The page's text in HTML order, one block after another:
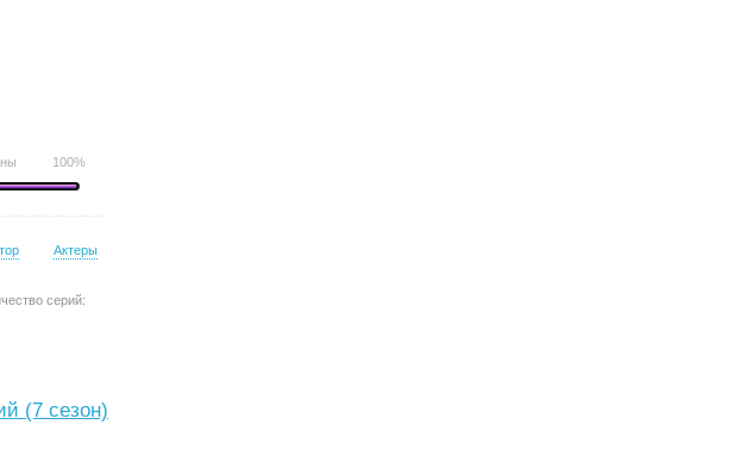
100%
Актеры
серий:
(7 сезон)